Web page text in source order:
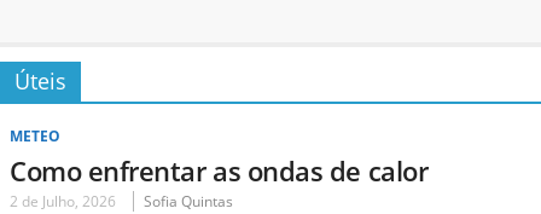
Úteis
METEO
Como enfrentar as ondas de calor
2 de Julho, 2026 Sofia Quintas